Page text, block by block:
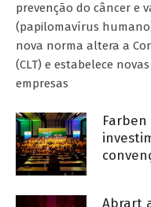
prevenção do câncer e
(papilomavírus
nova norma altera a
(CLT) e estabelece
empresas